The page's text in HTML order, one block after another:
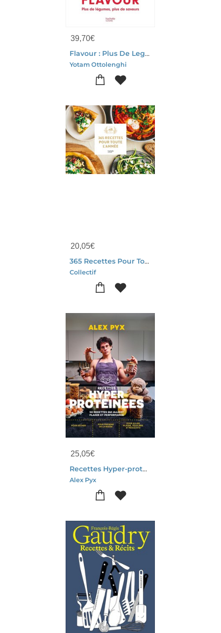
39,70€
Flavour : Plus De Legumes, Plus De Saveurs
Yotam Ottolenghi
20,05€
365 Recettes Pour Toute L'annee
Collectif
25,05€
Recettes Hyper-proteinees : 50 Recettes Qui Allient Plaisir Et Performance
Alex Pyx